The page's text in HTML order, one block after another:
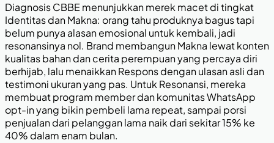
Diagnosis CBBE menunjukkan merek macet di tingkat
Identitas dan Makna: orang tahu produknya bagus tapi
belum punya alasan emosional untuk kembali, jadi
resonansinya nol. Brand membangun Makna lewat konten
kualitas bahan dan cerita perempuan yang percaya diri
berhijab, lalu menaikkan Respons dengan ulasan asli dan
testimoni ukuran yang pas. Untuk Resonansi, mereka
membuat program member dan komunitas WhatsApp
opt-in yang bikin pembeli lama repeat, sampai porsi
penjualan dari pelanggan lama naik dari sekitar 15% ke
40% dalam enam bulan.